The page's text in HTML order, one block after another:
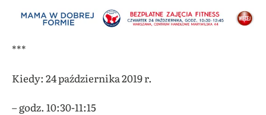
***
Kiedy: 24 października 2019 r.
– godz. 10:30-11:15